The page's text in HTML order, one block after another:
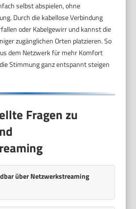
selbst abspielen, ohne
Durch die kabellose Verbindung
oder Kabelgewirr und kannst die
zugänglichen Orten platzieren. So
dem Netzwerk für mehr Komfort
Stimmung ganz entspannt steigen
Fragen zu
über Netzwerkstreaming